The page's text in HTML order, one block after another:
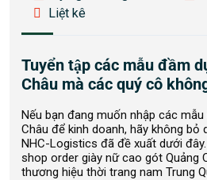
Liệt kê
Tuyển tập các mẫu đầm
Châu mà các quý cô
Nếu bạn đang muốn nhập các
Châu để kinh doanh, hãy không bỏ
NHC-Logistics đã đề xuất dưới đây.
shop order giày nữ cao gót Quảng
thương hiệu thời trang nam Trung